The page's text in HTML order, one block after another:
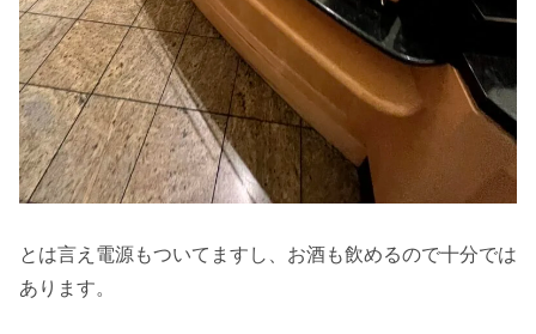
とは言え電源もついてますし、お酒も飲めるので十分では
あります。